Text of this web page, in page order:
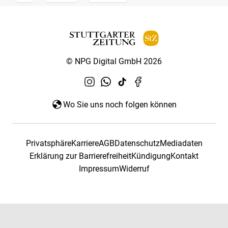
© NPG Digital GmbH 2026
Wo Sie uns noch folgen können
PrivatsphäreKarriereAGBDatenschutzMediadaten
Erklärung zur BarrierefreiheitKündigungKontakt
ImpressumWiderruf